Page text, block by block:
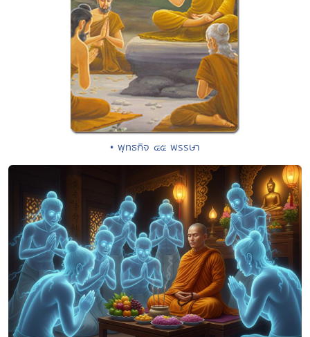
• พุทธกิจ ๔๕ พรรษา